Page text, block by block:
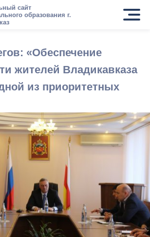
сайт
образования г.
«Обеспечение
жителей Владикавказа
из приоритетных